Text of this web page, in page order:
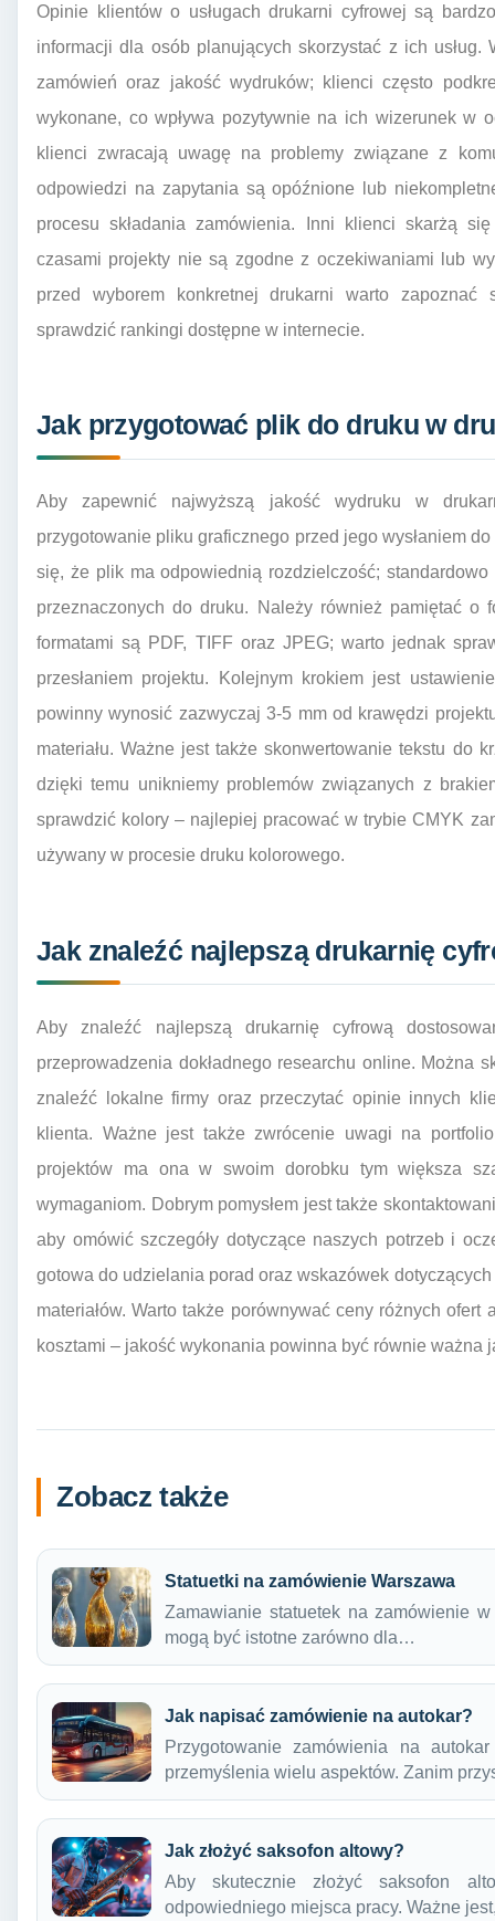
Opinie klientów o usługach drukarni cyfrowej są
informacji dla osób planujących skorzystać z ich
zamówień oraz jakość wydruków; klienci często
wykonane, co wpływa pozytywnie na ich wizerunek w
klienci zwracają uwagę na problemy związane z
odpowiedzi na zapytania są opóźnione lub
procesu składania zamówienia. Inni klienci skarżą
czasami projekty nie są zgodne z oczekiwaniami lub
przed wyborem konkretnej drukarni warto
sprawdzić rankingi dostępne w internecie.
Jak przygotować plik do druku w
Aby zapewnić najwyższą jakość wydruku w
przygotowanie pliku graficznego przed jego wysłaniem
się, że plik ma odpowiednią rozdzielczość;
przeznaczonych do druku. Należy również pamiętać o
formatami są PDF, TIFF oraz JPEG; warto jednak
przesłaniem projektu. Kolejnym krokiem jest
powinny wynosić zazwyczaj 3-5 mm od krawędzi
materiału. Ważne jest także skonwertowanie tekstu do
dzięki temu unikniemy problemów związanych z
sprawdzić kolory – najlepiej pracować w trybie CMYK
używany w procesie druku kolorowego.
Jak znaleźć najlepszą drukarnię
Aby znaleźć najlepszą drukarnię cyfrową
przeprowadzenia dokładnego researchu online. Można
znaleźć lokalne firmy oraz przeczytać opinie innych
klienta. Ważne jest także zwrócenie uwagi na
projektów ma ona w swoim dorobku tym większa
wymaganiom. Dobrym pomysłem jest także
aby omówić szczegóły dotyczące naszych potrzeb i
gotowa do udzielania porad oraz wskazówek
materiałów. Warto także porównywać ceny różnych
kosztami – jakość wykonania powinna być równie ważna
Zobacz także
Statuetki na zamówienie Warszawa
Zamawianie statuetek na zamówienie
mogą być istotne zarówno dla…
Jak napisać zamówienie na autokar?
Przygotowanie zamówienia na
przemyślenia wielu aspektów. Zanim
Jak złożyć saksofon altowy?
Aby skutecznie złożyć saksofon
odpowiedniego miejsca pracy. Ważne